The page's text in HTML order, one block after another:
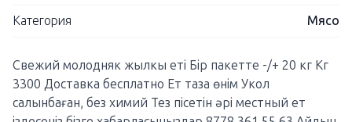
Категория Мясо
Свежий молодняк жылкы еті Бір пакетте -/+ 20 кг Кг
3300 Доставка бесплатно Ет таза өнім Укол
салынбаған, без химий Тез пісетін әрі местный ет